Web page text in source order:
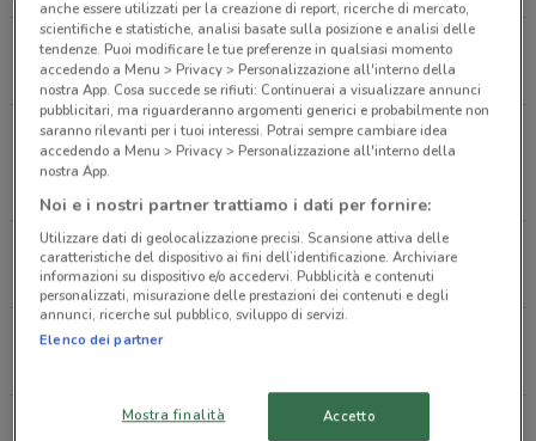
Via C. Battisti, 50 Modugno
503 m
CHIUSO
Strada Provinciale 231, Km. 80,176 - Ex Strada
Statale 98 Modugno
Ii Traversa Via Dell'Artigianato Sn, Modugno
1.9 km
CHIUSO
Viale Maestri Del Lavoro, 25 Modugno
Viale Maestri Del Lavoro, 25 Modugno
anche essere utilizzati per la creazione di report, ricerche di mercato,
scientifiche e statistiche, analisi basate sulla posizione e analisi delle
tendenze. Puoi modificare le tue preferenze in qualsiasi momento
accedendo a Menu > Privacy > Personalizzazione all'interno della
nostra App. Cosa succede se rifiuti: Continuerai a visualizzare annunci
pubblicitari, ma riguarderanno argomenti generici e probabilmente non
saranno rilevanti per i tuoi interessi. Potrai sempre cambiare idea
accedendo a Menu > Privacy > Personalizzazione all'interno della
nostra App.
Noi e i nostri partner trattiamo i dati per fornire:
Utilizzare dati di geolocalizzazione precisi. Scansione attiva delle
caratteristiche del dispositivo ai fini dell’identificazione. Archiviare
informazioni su dispositivo e/o accedervi. Pubblicità e contenuti
personalizzati, misurazione delle prestazioni dei contenuti e degli
annunci, ricerche sul pubblico, sviluppo di servizi.
Elenco dei partner
Mostra finalità Accetto